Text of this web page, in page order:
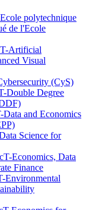
polytechnique
de l'Ecole
Artificial
Visual
(CyS)
Double Degree
and Economics
Science for
Economics, Data
Finance
Environmental